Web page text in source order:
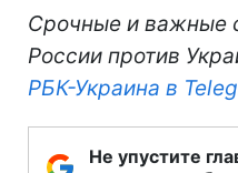
Срочные и важные
России против
РБК-Украина в
Не упустите